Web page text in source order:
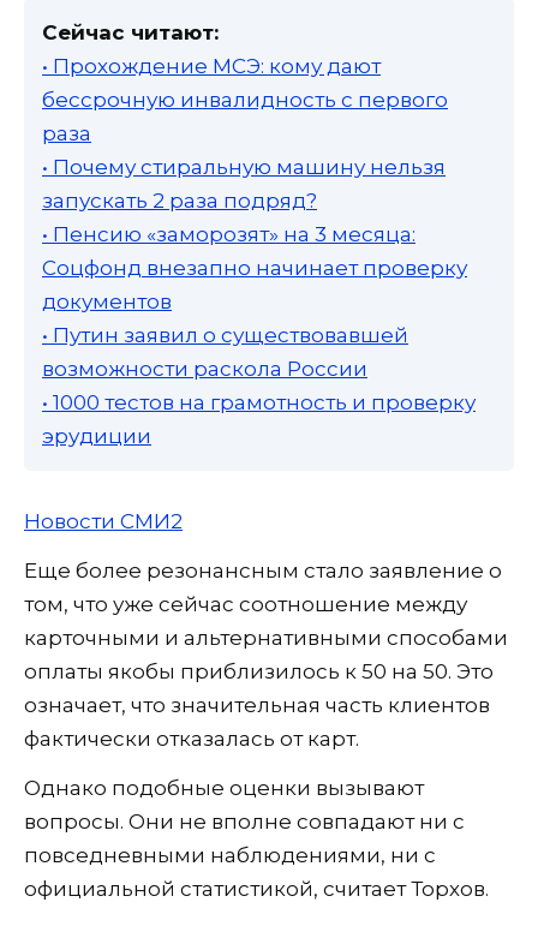
Сейчас читают:
• Прохождение МСЭ: кому дают
бессрочную инвалидность с первого
раза
• Почему стиральную машину нельзя
запускать 2 раза подряд?
• Пенсию «заморозят» на 3 месяца:
Соцфонд внезапно начинает проверку
документов
• Путин заявил о существовавшей
возможности раскола России
• 1000 тестов на грамотность и проверку
эрудиции
Новости СМИ2
Еще более резонансным стало заявление о
том, что уже сейчас соотношение между
карточными и альтернативными способами
оплаты якобы приблизилось к 50 на 50. Это
означает, что значительная часть клиентов
фактически отказалась от карт.
Однако подобные оценки вызывают
вопросы. Они не вполне совпадают ни с
повседневными наблюдениями, ни с
официальной статистикой, считает Торхов.